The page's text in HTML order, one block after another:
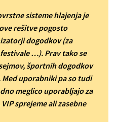
sisteme hlajenja je
rešitve pogosto
dogodkov (za
…). Prav tako se
športnih dogodkov
uporabniki pa so tudi
meglico uporabljajo za
sprejeme ali zasebne